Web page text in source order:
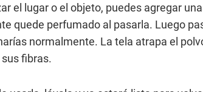
el lugar o el objeto, puedes agregar
quede perfumado al pasarla. Luego
normalmente. La tela atrapa el
fibras.